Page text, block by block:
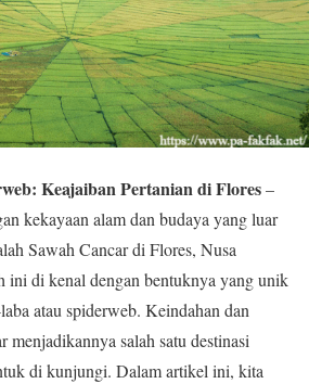
Keajaiban Pertanian di Flores–
kekayaan alam dan budaya yang luar
Sawah Cancar di Flores, Nusa
ini di kenal dengan bentuknya yang unik
atau spiderweb. Keindahan dan
menjadikannya salah satu destinasi
di kunjungi. Dalam artikel ini, kita